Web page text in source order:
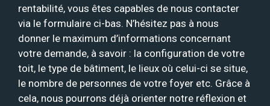
rentabilité, vous êtes capables de nous contacter
via le formulaire ci-bas. N’hésitez pas à nous
donner le maximum d’informations concernant
votre demande, à savoir : la configuration de votre
toit, le type de bâtiment, le lieux où celui-ci se situe,
le nombre de personnes de votre foyer etc. Grâce à
cela, nous pourrons déjà orienter notre réflexion et